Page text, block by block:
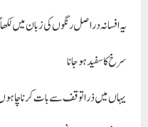
یہ افسانہ دراصل رنگوں کی زبان میں
سرخ کا سفید ہو جانا
یہاں میں ذرا توقف سے بات کرنا